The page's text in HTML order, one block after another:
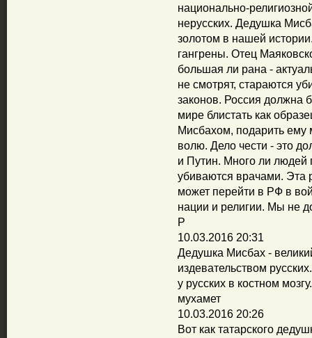
национально-
нерусских. Дедушка
золотом в нашей
гангрены. Отец
большая ли рана -
не смотрят, стараются
законов. Россия должна
мире блистать как
Мисбахом, подарить ему
волю. Дело чести - это
и Путин. Много ли людей
убиваются врачами. Эта
может перейти в РФ в
нации и религии. Мы не
Р
10.03.2016 20:31
Дедушка Мисбах -
издевательством
у русских в костном мозгу.
мухамет
10.03.2016 20:26
Вот как татарского